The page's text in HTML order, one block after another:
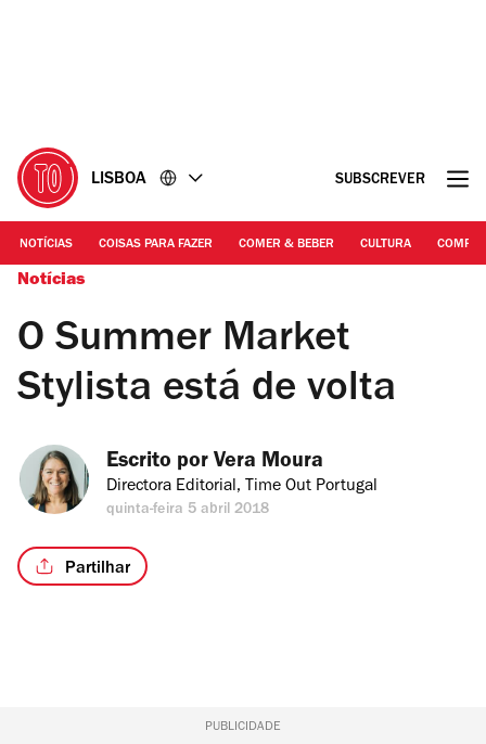
LISBOA SUBSCREVER
NOTÍCIAS COISAS PARA FAZER COMER & BEBER CULTURA
Notícias
O Summer Market
Stylista está de volta
Escrito por Vera Moura
Directora Editorial, Time Out Portugal
quinta-feira 5 abril 2018
Partilhar
PUBLICIDADE